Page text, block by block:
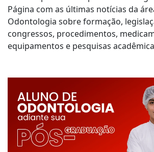
Página com as últimas notícias da
Odontologia sobre formação,
congressos, procedimentos,
equipamentos e pesquisas